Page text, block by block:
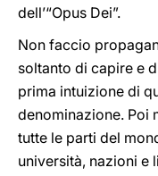
dell’“Opus Dei”.
Non faccio
soltanto di capire e
prima intuizione di
denominazione. Poi
tutte le parti del
università, nazioni e